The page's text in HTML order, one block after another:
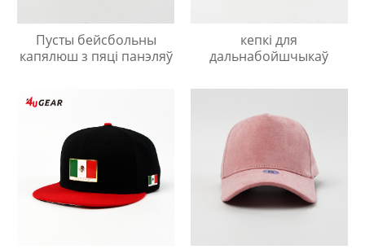
Пусты бейсбольны
капялюш з пяці панэляў
кепкі для
дальнабойшчыкаў